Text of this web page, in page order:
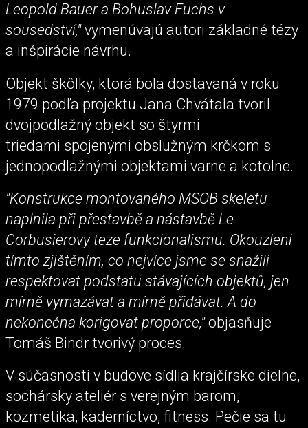
Leopold Bauer a Bohuslav Fuchs v
sousedství,"vymenúvajú autori základné tézy
a inšpirácie návrhu.
Objekt škôlky, ktorá bola dostavaná v roku
1979 podľa projektu Jana Chvátala tvoril
dvojpodlažný objekt so štyrmi
triedami spojenými obslužným krčkom s
jednopodlažnými objektami varne a kotolne.
"Konstrukce montovaného MSOB skeletu
naplnila při přestavbě a nástavbě Le
Corbusierovy teze funkcionalismu. Okouzleni
tímto zjištěním, co nejvíce jsme se snažili
respektovat podstatu stávajících objektů, jen
mírně vymazávat a mírně přidávat. A do
nekonečna korigovat proporce,"objasňuje
Tomáš Bindr tvorivý proces.
V súčasnosti v budove sídlia krajčírske dielne,
sochársky ateliér s verejným barom,
kozmetika, kaderníctvo, fitness. Pečie sa tu